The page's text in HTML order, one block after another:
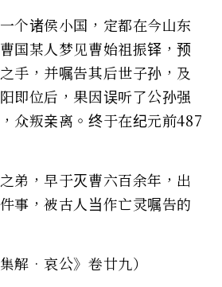
个诸侯小国，定都在今山东
国某人梦见曹始祖振铎，预
手，并嘱告其后世子孙，及
即位后，果因误听了公孙强
众叛亲离。终于在纪元前487
弟，早于灭曹六百余年，出
事，被古人当作亡灵嘱告的
解•哀公》卷廿九）